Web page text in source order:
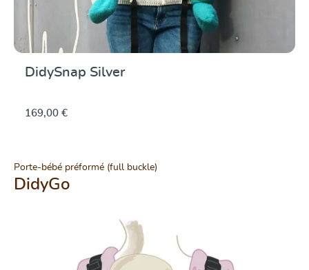
DidySnap Silver
169,00 €
Porte-bébé préformé (full buckle)
DidyGo